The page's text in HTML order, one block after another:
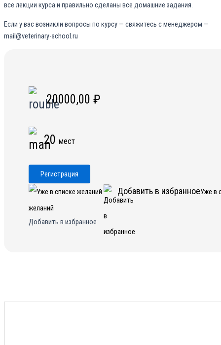
все лекции курса и правильно сделаны все домашние задания.
Если у вас возникли вопросы по курсу — свяжитесь с менеджером —
mail@veterinary-school.ru
20000,00 ₽
20 мест
Регистрация
Добавить в избранноеУже в
желаний
Добавить в избранное